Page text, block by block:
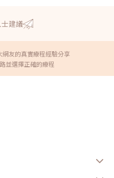
建議
友的真實療程經驗分享
並選擇正確的療程